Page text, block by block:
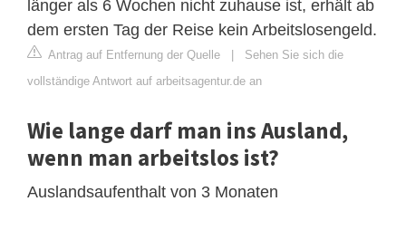
länger als 6 Wochen nicht zuhause ist, erhält ab
dem ersten Tag der Reise kein Arbeitslosengeld.
Antrag auf Entfernung der Quelle
Sehen Sie sich die
vollständige Antwort auf arbeitsagentur.de an
Wie lange darf man ins Ausland,
wenn man arbeitslos ist?
Auslandsaufenthalt von 3 Monaten